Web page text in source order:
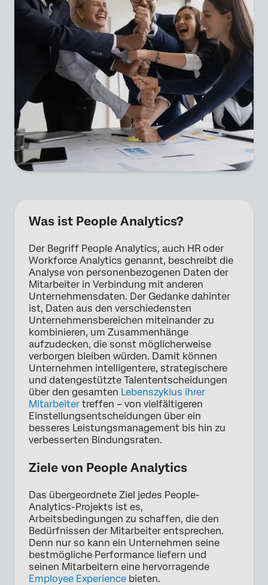
Was ist People Analytics?
Der Begriff People Analytics, auch HR oder
Workforce Analytics genannt, beschreibt die
Analyse von personenbezogenen Daten der
Mitarbeiter in Verbindung mit anderen
Unternehmensdaten. Der Gedanke dahinter
ist, Daten aus den verschiedensten
Unternehmensbereichen miteinander zu
kombinieren, um Zusammenhänge
aufzudecken, die sonst möglicherweise
verborgen bleiben würden. Damit können
Unternehmen intelligentere, strategischere
und datengestützte Talententscheidungen
über den gesamten Lebenszyklus ihrer
Mitarbeiter treffen – von vielfältigeren
Einstellungsentscheidungen über ein
besseres Leistungsmanagement bis hin zu
verbesserten Bindungsraten.
Ziele von People Analytics
Das übergeordnete Ziel jedes People-
Analytics-Projekts ist es,
Arbeitsbedingungen zu schaffen, die den
Bedürfnissen der Mitarbeiter entsprechen.
Denn nur so kann ein Unternehmen seine
bestmögliche Performance liefern und
seinen Mitarbeitern eine hervorragende
Employee Experience bieten.